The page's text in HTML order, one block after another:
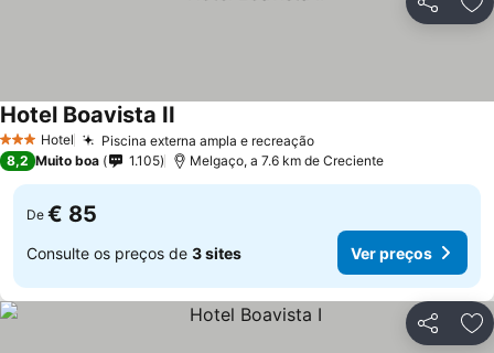
Partilhar
3 EstrelasHotel Piscina externa ampla e recreação
Hotel Boavista II
8,2 Muito boa 1.105 Melgaço, a 7.6 km de Creciente
De € 85
Consulte os preços de 3 sites Ver preços
Partilhar